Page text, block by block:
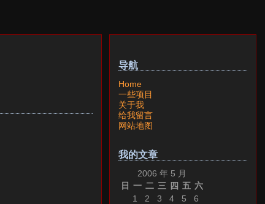
导航
Home
一些项目
关于我
给我留言
网站地图
我的文章
2006 年 5 月
日 一 二 三 四 五 六
1
2 3 4 5
6